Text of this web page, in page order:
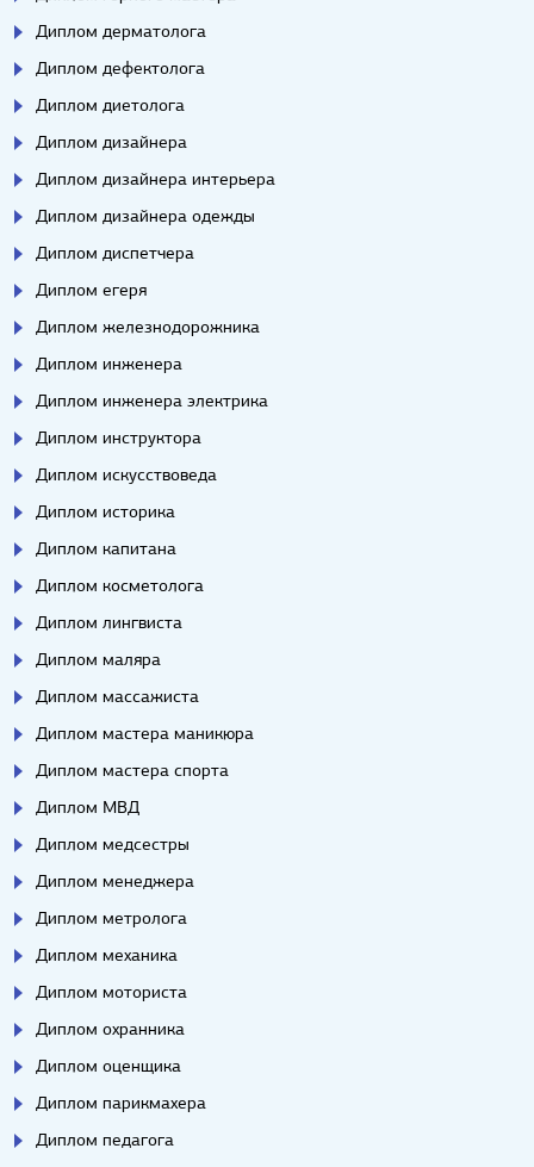
Диплом дерматолога
Диплом дефектолога
Диплом диетолога
Диплом дизайнера
Диплом дизайнера интерьера
Диплом дизайнера одежды
Диплом диспетчера
Диплом егеря
Диплом железнодорожника
Диплом инженера
Диплом инженера электрика
Диплом инструктора
Диплом искусствоведа
Диплом историка
Диплом капитана
Диплом косметолога
Диплом лингвиста
Диплом маляра
Диплом массажиста
Диплом мастера маникюра
Диплом мастера спорта
Диплом МВД
Диплом медсестры
Диплом менеджера
Диплом метролога
Диплом механика
Диплом моториста
Диплом охранника
Диплом оценщика
Диплом парикмахера
Диплом педагога